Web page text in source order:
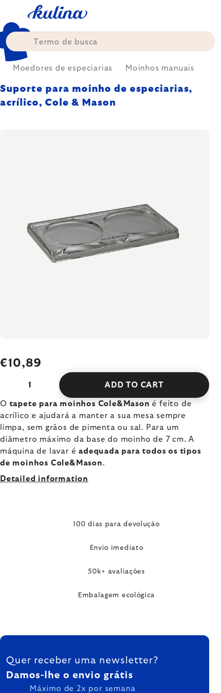
content
Moedores de especiarias Moinhos manuais
Suporte para moinho de especiarias,
acrílico, Cole & Mason
€10,89
ADD TO CART
O tapete para moinhos Cole&Mason é feito de
acrílico e ajudará a manter a sua mesa sempre
limpa, sem grãos de pimenta ou sal. Para um
diâmetro máximo da base do moinho de 7 cm. A
máquina de lavar éadequada para todos os tipos
de moinhos Cole&Mason.
Detailed information
100 dias para devolução
Envio imediato
50k+ avaliações
Embalagem ecológica
FOOTER
Quer receber uma newsletter?
Damos-lhe o envio grátis
Máximo de 2x por semana